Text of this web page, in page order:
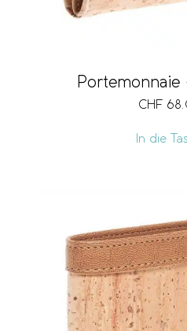
CHF
In die